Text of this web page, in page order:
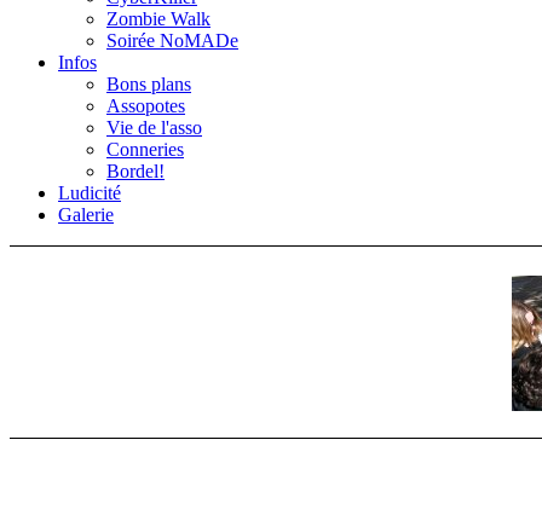
Zombie Walk
Soirée NoMADe
Infos
Bons plans
Assopotes
Vie de l'asso
Conneries
Bordel!
Ludicité
Galerie